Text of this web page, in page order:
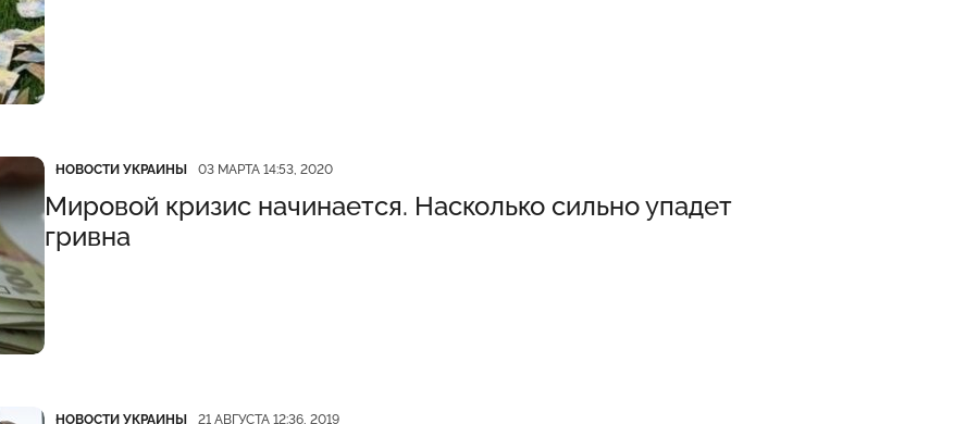
Категория
НОВОСТИ УКРАИНЫ
Дата публикации 03 МАРТА 14:53, 2020
Мировой кризис начинается. Насколько сильно упадет
гривна
Категория
НОВОСТИ УКРАИНЫ
Дата публикации 21 АВГУСТА 12:36, 2019